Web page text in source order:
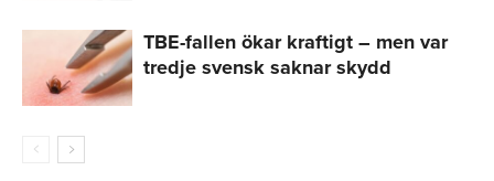
TBE-fallen ökar kraftigt – men var
tredje svensk saknar skydd